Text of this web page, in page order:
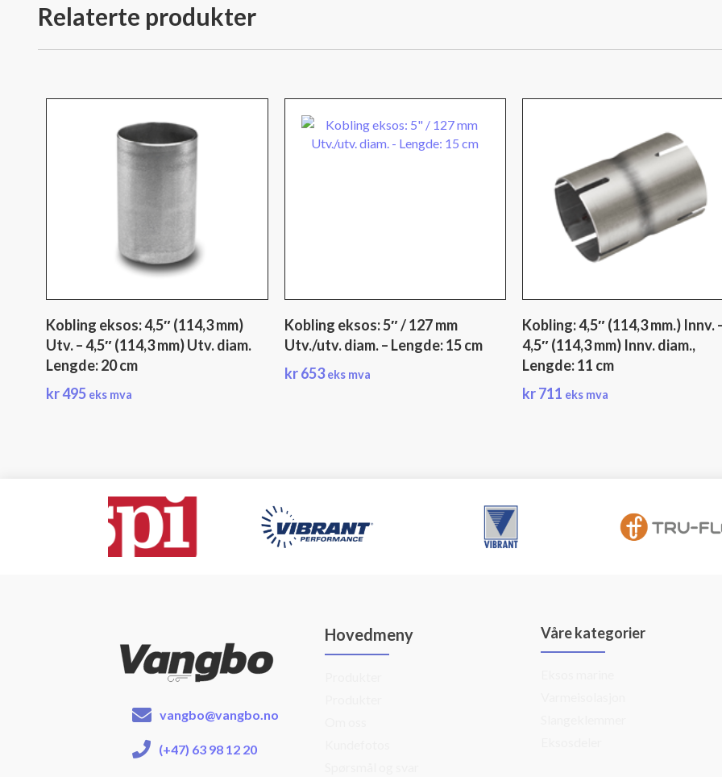
Relaterte produkter
Kobling eksos: 4,5″ (114,3 mm)
Utv. – 4,5″ (114,3 mm) Utv. diam.
Lengde: 20 cm
kr495 eks mva
Kobling eksos: 5″ / 127 mm
Utv./utv. diam. – Lengde: 15 cm
kr653 eks mva
Kobling: 4,5″ (114,3 mm.) Innv.
4,5″ (114,3 mm) Innv. diam.,
Lengde: 11 cm
kr711 eks mva
vangbo@vangbo.no
(+47) 63 98 12 20
Hovedmeny Våre kategorier